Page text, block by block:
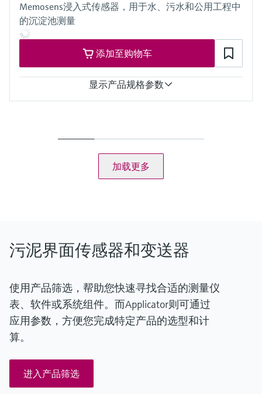
Memosens浸入式传感器，用于水、污水和公用工程中
的沉淀池测量
添加至购物车
显示产品规格参数
加载更多
污泥界面传感器和变送器
使用产品筛选，帮助您快速寻找合适的测量仪
表、软件或系统组件。而Applicator则可通过
应用参数，方便您完成特定产品的选型和计
算。
进入产品筛选